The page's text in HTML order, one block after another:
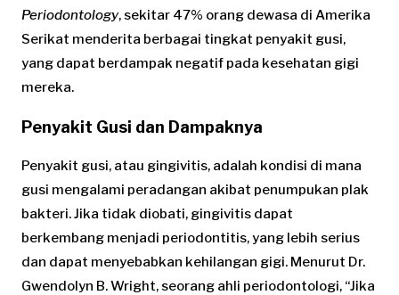
Periodontology, sekitar 47% orang dewasa di Amerika
Serikat menderita berbagai tingkat penyakit gusi,
yang dapat berdampak negatif pada kesehatan gigi
mereka.
Penyakit Gusi dan Dampaknya
Penyakit gusi, atau gingivitis, adalah kondisi di mana
gusi mengalami peradangan akibat penumpukan plak
bakteri. Jika tidak diobati, gingivitis dapat
berkembang menjadi periodontitis, yang lebih serius
dan dapat menyebabkan kehilangan gigi. Menurut Dr.
Gwendolyn B. Wright, seorang ahli periodontologi, “Jika